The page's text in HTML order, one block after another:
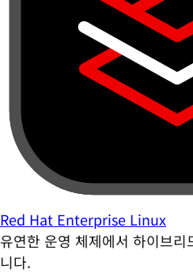
Red Hat Enterprise Linux
유연한 운영 체제에서 하이브
니다.